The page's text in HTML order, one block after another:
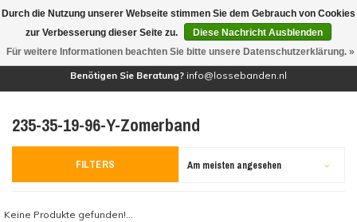
(0)
Benötigen Sie Beratung? info@lossebanden.nl
235-35-19-96-Y-Zomerband
FILTERS Am meisten angesehen
Keine Produkte gefunden!...
Durch die Nutzung unserer Webseite stimmen Sie dem Gebrauch von Cookies
zur Verbesserung dieser Seite zu.
Diese Nachricht Ausblenden
Für weitere Informationen beachten Sie bitte unsere Datenschutzerklärung. »